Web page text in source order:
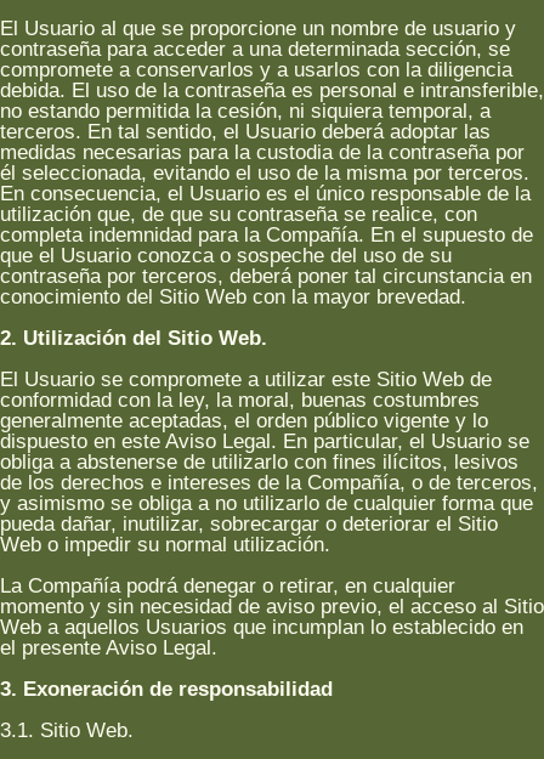
El Usuario al que se proporcione un nombre de usuario y
contraseña para acceder a una determinada sección, se
compromete a conservarlos y a usarlos con la diligencia
debida. El uso de la contraseña es personal e intransferible,
no estando permitida la cesión, ni siquiera temporal, a
terceros. En tal sentido, el Usuario deberá adoptar las
medidas necesarias para la custodia de la contraseña por
él seleccionada, evitando el uso de la misma por terceros.
En consecuencia, el Usuario es el único responsable de la
utilización que, de que su contraseña se realice, con
completa indemnidad para la Compañía. En el supuesto de
que el Usuario conozca o sospeche del uso de su
contraseña por terceros, deberá poner tal circunstancia en
conocimiento del Sitio Web con la mayor brevedad.
2. Utilización del Sitio Web.
El Usuario se compromete a utilizar este Sitio Web de
conformidad con la ley, la moral, buenas costumbres
generalmente aceptadas, el orden público vigente y lo
dispuesto en este Aviso Legal. En particular, el Usuario se
obliga a abstenerse de utilizarlo con fines ilícitos, lesivos
de los derechos e intereses de la Compañía, o de terceros,
y asimismo se obliga a no utilizarlo de cualquier forma que
pueda dañar, inutilizar, sobrecargar o deteriorar el Sitio
Web o impedir su normal utilización.
La Compañía podrá denegar o retirar, en cualquier
momento y sin necesidad de aviso previo, el acceso al Sitio
Web a aquellos Usuarios que incumplan lo establecido en
el presente Aviso Legal.
3. Exoneración de responsabilidad
3.1. Sitio Web.